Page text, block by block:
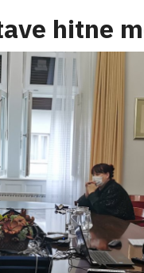
hitne